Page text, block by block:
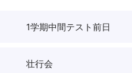
1学期中間テスト前日
壮行会